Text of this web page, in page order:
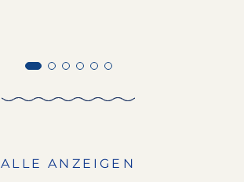
ALLE ANZEIGEN